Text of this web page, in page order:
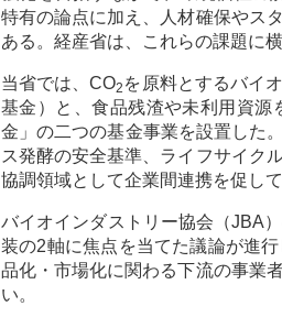
特有の論点に加え、人材確保やス
ある。経産省は、これらの課題に
当省では、CO2 を原料とするバイ
基金）と、食品残渣や未利用資源
金」の二つの基金事業を設置した
ス発酵の安全基準、ライフサイク
協調領域として企業間連携を促して
バイオインダストリー協会（JBA
装の2軸に焦点を当てた議論が進
品化・市場化に関わる下流の事業
い。